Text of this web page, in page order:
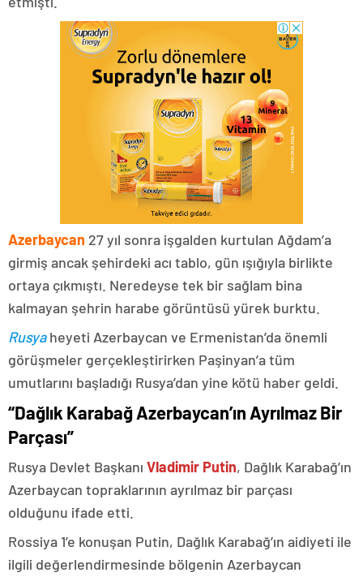
Azerbaycan 27 yıl sonra işgalden kurtulan Ağdam’a
girmiş ancak şehirdeki acı tablo, gün ışığıyla birlikte
ortaya çıkmıştı. Neredeyse tek bir sağlam bina
kalmayan şehrin harabe görüntüsü yürek burktu.
Rusyaheyeti Azerbaycan ve Ermenistan’da önemli
görüşmeler gerçekleştirirken Paşinyan’a tüm
umutlarını başladığı Rusya’dan yine kötü haber geldi.
“Dağlık Karabağ Azerbaycan’ın Ayrılmaz Bir
Parçası”
Rusya Devlet Başkanı Vladimir Putin, Dağlık Karabağ’ın
Azerbaycan topraklarının ayrılmaz bir parçası
olduğunu ifade etti.
Rossiya 1’e konuşan Putin, Dağlık Karabağ’ın aidiyeti ile
ilgili değerlendirmesinde bölgenin Azerbaycan